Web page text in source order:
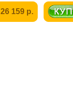
26 159 р.